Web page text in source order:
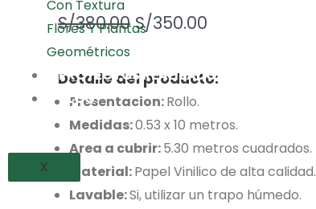
Con Textura
Flores Y Plantas
Geométricos
PROYECTOS REALIZADOS
BLOG
X
S/380.00 S/350.00
Detalle del producto:
Presentacion:Rollo.
Medidas:0.53 x 10 metros.
Area a cubrir:5.30 metros cuadrados.
Material:Papel Vinilico de alta calidad.
Lavable:Si, utilizar un trapo húmedo.